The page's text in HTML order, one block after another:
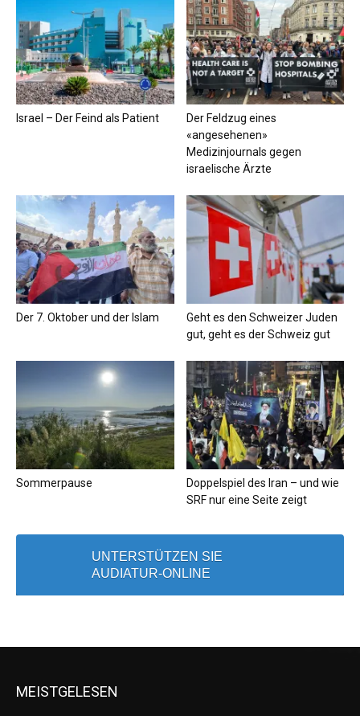
Israel – Der Feind als Patient
Der Feldzug eines
«angesehenen»
Medizinjournals gegen
israelische Ärzte
Der 7. Oktober und der Islam
Geht es den Schweizer Juden
gut, geht es der Schweiz gut
Sommerpause
Doppelspiel des Iran – und wie
SRF nur eine Seite zeigt
UNTERSTÜTZEN SIE
AUDIATUR-ONLINE
MEISTGELESEN